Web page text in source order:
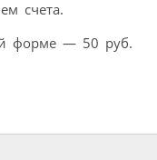
счета.
форме — 50 руб.